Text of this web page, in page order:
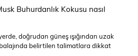
Buhurdanlık Kokusu nasıl
doğrudan güneş ışığından uzak
belirtilen talimatlara dikkat